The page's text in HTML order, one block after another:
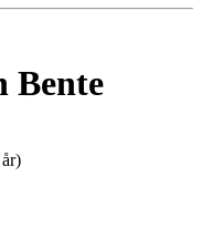
Bente